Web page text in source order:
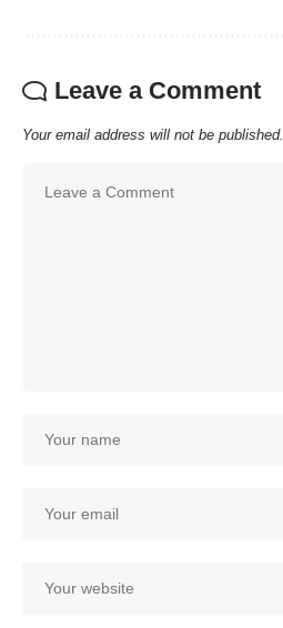
Leave a Comment
Your email address will not be published.